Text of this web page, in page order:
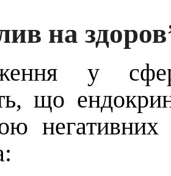
на
у
що
негативних